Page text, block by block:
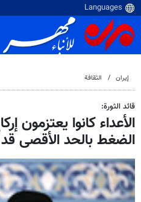
إيران الثقافة
قائد الثورة:
الأعداء كانوا يعتزمون
الضغط بالحد الأقصى